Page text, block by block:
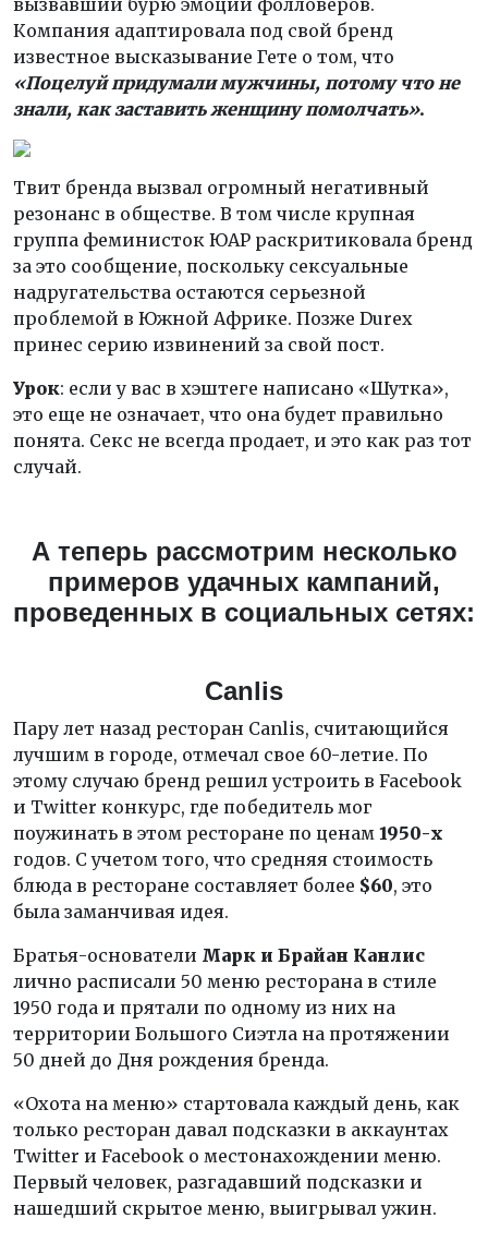
Компания адаптировала под свой бренд
известное высказывание Гете о том, что
«Поцелуй придумали мужчины, потому что не
знали, как заставить женщину помолчать».
Твит бренда вызвал огромный негативный
резонанс в обществе. В том числе крупная
группа феминисток ЮАР раскритиковала бренд
за это сообщение, поскольку сексуальные
надругательства остаются серьезной
проблемой в Южной Африке. Позже Durex
принес серию извинений за свой пост.
Урок: если у вас в хэштеге написано «Шутка»,
это еще не означает, что она будет правильно
понята. Секс не всегда продает, и это как раз тот
случай.
А теперь рассмотрим несколько
примеров удачных кампаний,
проведенных в социальных сетях:
Canlis
Пару лет назад ресторан Canlis, считающийся
лучшим в городе, отмечал свое 60-летие. По
этому случаю бренд решил устроить в Facebook
и Twitter конкурс, где победитель мог
поужинать в этом ресторане по ценам 1950-х
годов. С учетом того, что средняя стоимость
блюда в ресторане составляет более $60, это
была заманчивая идея.
Братья-основатели Марк и Брайан Канлис
лично расписали 50 меню ресторана в стиле
1950 года и прятали по одному из них на
территории Большого Сиэтла на протяжении
50 дней до Дня рождения бренда.
«Охота на меню» стартовала каждый день, как
только ресторан давал подсказки в аккаунтах
Twitter и Facebook о местонахождении меню.
Первый человек, разгадавший подсказки и
нашедший скрытое меню, выигрывал ужин.